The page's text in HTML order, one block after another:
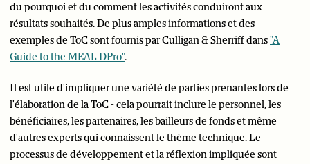
du pourquoi et du comment les activités conduiront aux
résultats souhaités. De plus amples informations et des
exemples de ToC sont fournis par Culligan & Sherriff dans"A
Guide to the MEAL DPro".
Il est utile d'impliquer une variété de parties prenantes lors de
l'élaboration de la ToC - cela pourrait inclure le personnel, les
bénéficiaires, les partenaires, les bailleurs de fonds et même
d'autres experts qui connaissent le thème technique. Le
processus de développement et la réflexion impliquée sont